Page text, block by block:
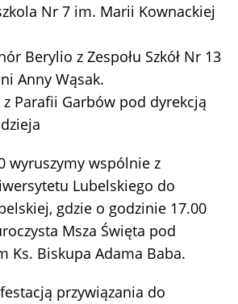
Nr 7 im. Marii Kownackiej
Berylio z Zespołu Szkół Nr 13
Anny Wąsak.
z Parafii Garbów pod dyrekcją
wyruszymy wspólnie z
Lubelskiego do
gdzie o godzinie 17.00
Msza Święta pod
Ks. Biskupa Adama Baba.
przywiązania do